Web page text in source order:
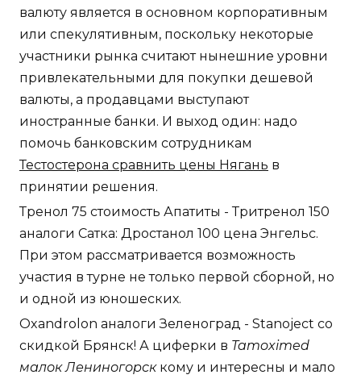
валюту является в основном корпоративным
или спекулятивным, поскольку некоторые
участники рынка считают нынешние уровни
привлекательными для покупки дешевой
валюты, а продавцами выступают
иностранные банки. И выход один: надо
помочь банковским сотрудникам
Тестостерона сравнить цены Нягань в
принятии решения.
Тренол 75 стоимость Апатиты - Тритренол 150
аналоги Сатка: Дростанол 100 цена Энгельс.
При этом рассматривается возможность
участия в турне не только первой сборной, но
и одной из юношеских.
Oxandrolon аналоги Зеленоград - Stanoject со
скидкой Брянск! А циферки в Tamoximed
малок Лениногорсккому и интересны и мало